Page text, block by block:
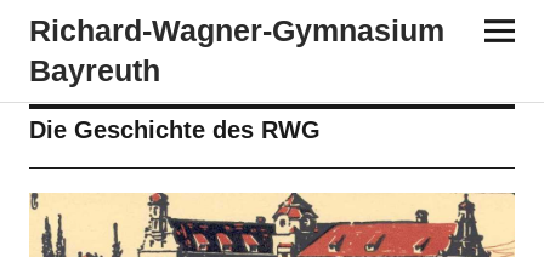
Richard-​​Wagner-​​Gymnasium
Bayreuth
Die Geschichte des RWG